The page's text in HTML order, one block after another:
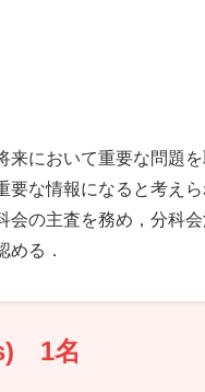
において重要な問題
な情報になると考え
会の主査を務め，分
る．
1名